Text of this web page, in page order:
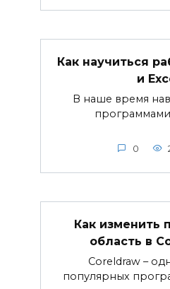
Как научиться
и
В наше время
0
Как изменить
область в
Coreldraw –
популярных